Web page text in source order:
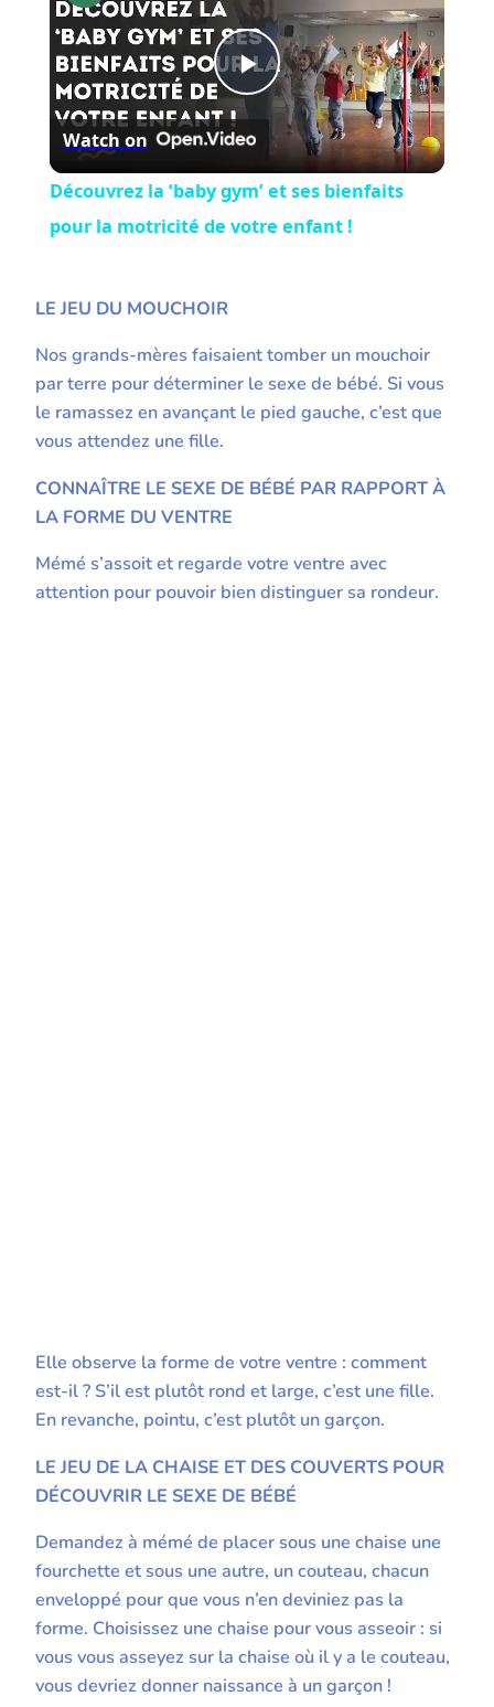
Play
Video
Watch on
Découvrez la ‘baby gym’ et ses bienfaits
pour la motricité de votre enfant !
LE JEU DU MOUCHOIR
Nos grands-mères faisaient tomber un mouchoir
par terre pour déterminer le sexe de bébé. Si vous
le ramassez en avançant le pied gauche, c’est que
vous attendez une fille.
CONNAÎTRE LE SEXE DE BÉBÉ PAR RAPPORT À
LA FORME DU VENTRE
Mémé s’assoit et regarde votre ventre avec
attention pour pouvoir bien distinguer sa rondeur.
Elle observe la forme de votre ventre : comment
est-il ? S’il est plutôt rond et large, c’est une fille.
En revanche, pointu, c’est plutôt un garçon.
LE JEU DE LA CHAISE ET DES COUVERTS POUR
DÉCOUVRIR LE SEXE DE BÉBÉ
Demandez à mémé de placer sous une chaise une
fourchette et sous une autre, un couteau, chacun
enveloppé pour que vous n’en deviniez pas la
forme. Choisissez une chaise pour vous asseoir : si
vous vous asseyez sur la chaise où il y a le couteau,
vous devriez donner naissance à un garçon !